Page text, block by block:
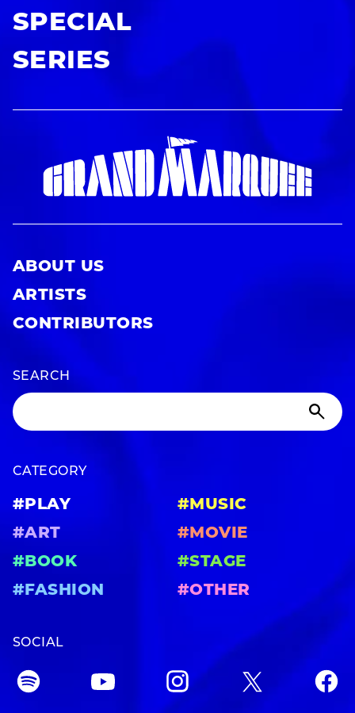
SPECIAL
SERIES
ABOUT US
ARTISTS
CONTRIBUTORS
SEARCH
CATEGORY
#PLAY
#MUSIC
#ART
#MOVIE
#BOOK
#STAGE
#FASHION
#OTHER
SOCIAL